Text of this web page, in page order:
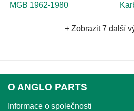
MGB 1962-1980
+ Zobrazit 7 další
O ANGLO PARTS
Informace o společnosti